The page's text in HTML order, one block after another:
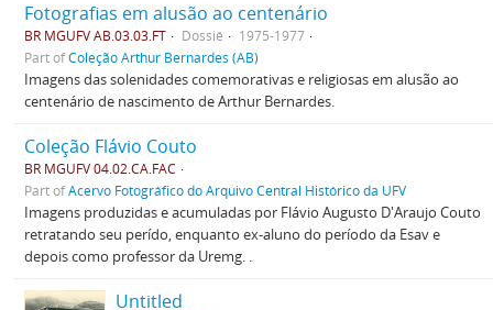
Fotografias em alusão ao centenário
BR MGUFV AB.03.03.FT Dossiê
1975-1977
Part ofColeção Arthur Bernardes (AB)
Imagens das solenidades comemorativas e religiosas em alusão ao
centenário de nascimento de Arthur Bernardes.
Coleção Flávio Couto
BR MGUFV 04.02.CA.FAC
Part ofAcervo Fotográfico do Arquivo Central Histórico da UFV
Imagens produzidas e acumuladas por Flávio Augusto D'Araujo Couto
retratando seu perído, enquanto ex-aluno do período da Esav e
depois como professor da Uremg. .
Untitled